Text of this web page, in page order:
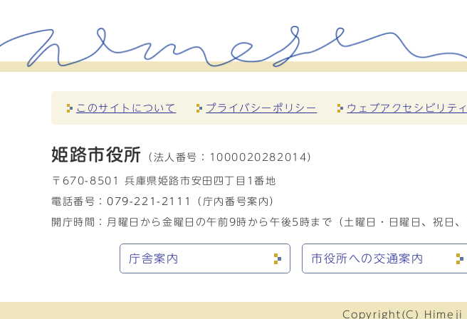
このサイトについて プライバシーポリシー ウェブアクセシビリテ
姫路市役所 （法人番号： 1000020282014）
〒670-8501 兵庫県姫路市安田四丁目1番地
電話番号： 079-221-2111
（庁内番号案内）
開庁時間：月曜日から金曜日の午前9時から午後5時まで（土曜日・日曜日、祝日
庁舎案内 市役所への交通案内
Copyright(C)